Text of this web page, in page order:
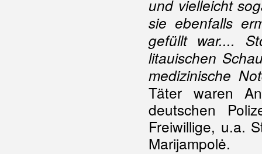
und vielleicht
sie ebenfalls
gefüllt war....
litauischen
medizinische
Täter waren
deutschen
Freiwillige, u.a.
Marijampolė.